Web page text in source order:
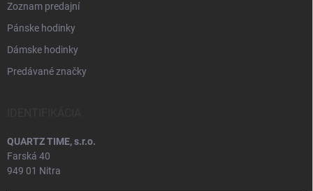
Zoznam predajní
Pánske hodinky
Dámske hodinky
Predávané značky
QUARTZ TIME, s.r.o.
Farská 40
949 01 Nitra